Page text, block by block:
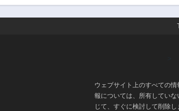
ウェブサイト上のすべての
報については、所有してい
じて、すぐに検討して削除し